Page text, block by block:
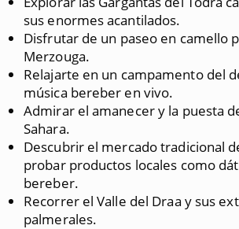
sus enormes acantilados.
Disfrutar de un paseo en camello
Merzouga.
Relajarte en un campamento del
música bereber en vivo.
Admirar el amanecer y la puesta
Sahara.
Descubrir el mercado tradicional
probar productos locales como
bereber.
Recorrer el Valle del Draa y sus
palmerales.